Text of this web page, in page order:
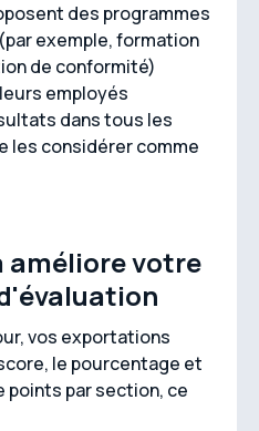
des programmes
exemple, formation
de conformité)
employés
dans tous les
les considérer comme
améliore votre
vos exportations
le pourcentage et
points par section, ce